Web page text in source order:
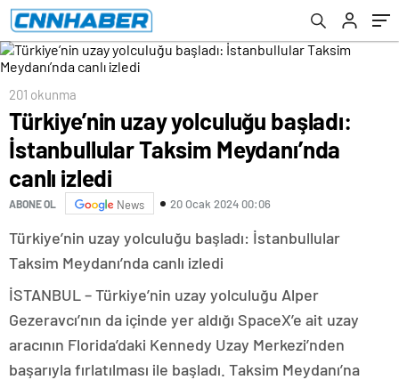
201 okunma
Türkiye’nin uzay yolculuğu başladı:
İstanbullular Taksim Meydanı’nda
canlı izledi
ABONE OL News 20 Ocak 2024 00:06
Türkiye’nin uzay yolculuğu başladı: İstanbullular
Taksim Meydanı’nda canlı izledi
İSTANBUL – Türkiye’nin uzay yolculuğu Alper
Gezeravcı’nın da içinde yer aldığı SpaceX’e ait uzay
aracının Florida’daki Kennedy Uzay Merkezi’nden
başarıyla fırlatılması ile başladı. Taksim Meydanı’na